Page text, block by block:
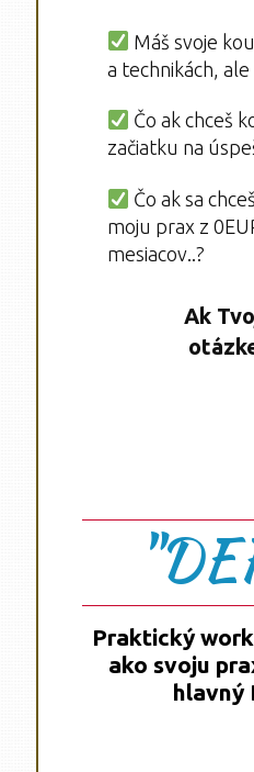
Máš svoje
a technikách,
Čo ak chceš
začiatku na
Čo ak sa
moju prax z
mesiacov..?
Ak
Praktický
ako svoju
hlavný